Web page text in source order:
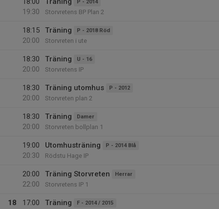
19:30
P - 2014
Storvretens BP Plan 2
18:15
20:00
Träning P - 2018 Röd
Storvreten i ute
18:30
20:00
Träning U - 16
Storvretens IP
18:30
20:00
Träning utomhus P - 2012
Storvreten plan 2
18:30
20:00
Träning Damer
Storvreten bollplan 1
19:00
20:30
Utomhusträning P - 2014 Blå
Rödstu Hage IP
20:00
22:00
Träning Storvreten Herrar
Storvretens IP 1
18
17:00
Träning F - 2014 / 2015